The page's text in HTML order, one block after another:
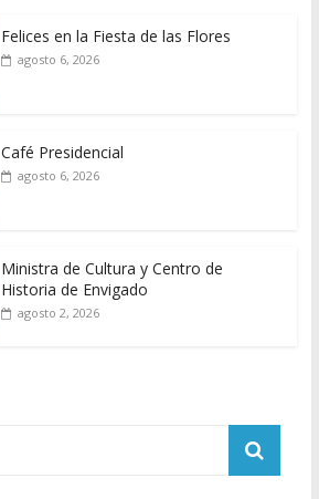
Felices en la Fiesta de las Flores
agosto 6, 2026
Café Presidencial
agosto 6, 2026
Ministra de Cultura y Centro de
Historia de Envigado
agosto 2, 2026